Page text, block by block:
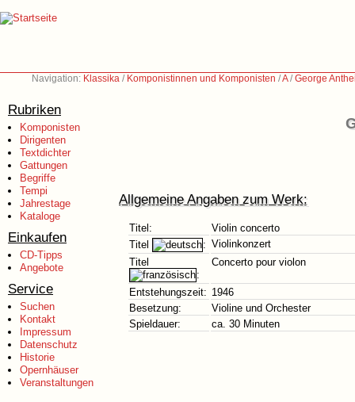
Navigation: Klassika / Komponistinnen und Komponisten /A/George
Rubriken
Komponisten
Dirigenten
Textdichter
Gattungen
Begriffe
Tempi
Jahrestage
Kataloge
Einkaufen
CD-Tipps
Angebote
Service
Suchen
Kontakt
Impressum
Datenschutz
Historie
Opernhäuser
Veranstaltungen
Allgemeine Angaben zum Werk:
Titel:
Violin concerto
Titel
: Violinkonzert
Titel
:
Concerto pour violon
Entstehungszeit: 1946
Besetzung:
Violine und Orchester
Spieldauer:
ca. 30 Minuten